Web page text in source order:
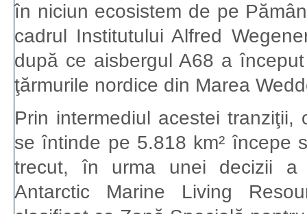
în niciun ecosistem de pe
cadrul Institutului Alfred
după ce aisbergul A68 a
ţărmurile nordice din Marea
Prin intermediul acestei
se întinde pe 5.818 km² începe
trecut, în urma unei decizii a
Antarctic Marine Living